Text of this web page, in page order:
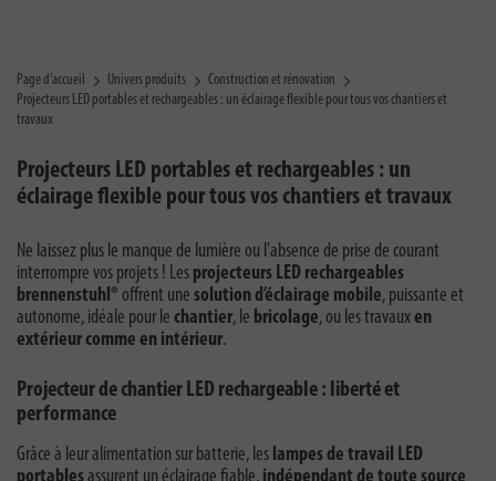
Page d'accueil Univers produits
Construction et rénovation
Projecteurs LED portables et rechargeables : un éclairage flexible pour tous vos chantiers et
travaux
Projecteurs LED portables et rechargeables : un
éclairage flexible pour tous vos chantiers et travaux
Ne laissez plus le manque de lumière ou l'absence de prise de courant
interrompre vos projets ! Les projecteurs LED rechargeables
brennenstuhl® offrent une solution d’éclairage mobile, puissante et
autonome, idéale pour le chantier, le bricolage, ou les travauxen
extérieur comme en intérieur.
Projecteur de chantier LED rechargeable : liberté et
performance
Grâce à leur alimentation sur batterie, les lampes de travail LED